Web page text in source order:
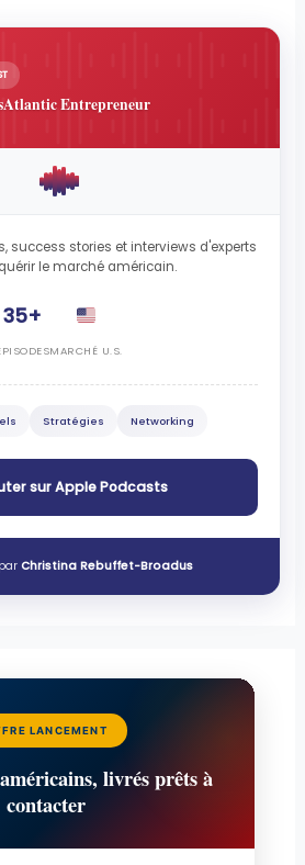
Entrepreneur
success stories et interviews d'experts
le marché américain.
35+
MARCHÉ U.S.
Stratégies Networking
sur Apple Podcasts
Christina Rebuffet-Broadus
LANCEMENT
livrés prêts à
contacter